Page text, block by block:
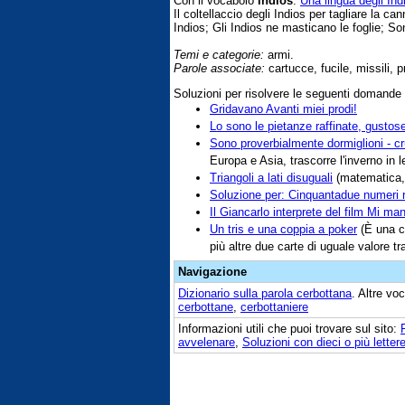
Il coltellaccio degli Indios per tagliare la
Indios; Gli Indios ne masticano le foglie;
Temi e categorie: armi.
Parole associate: cartucce, fucile, missili,
Soluzioni per risolvere le seguenti
Gridavano Avanti miei prodi!
Lo sono le pietanze raffinate,
Sono proverbialmente dormiglioni -
Europa e Asia, trascorre l'inverno in
Triangoli a lati disuguali
Soluzione per: Cinquantadue numeri
Il Giancarlo interprete del film Mi
Un tris e una coppia a poker(È una
più altre due carte di uguale valore
Navigazione
Dizionario sulla parola cerbottana . Altre
cerbottane cerbottaniere
Informazioni utili che puoi trovare sul sito:
avvelenare Soluzioni con dieci o più lettere